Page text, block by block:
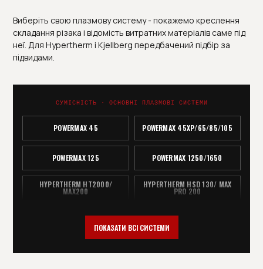
Виберіть свою плазмову систему - покажемо креслення
складання різака і відомість витратних матеріалів саме під
неї. Для Hypertherm і Kjellberg передбачений підбір за
підвидами.
СУМІСНІСТЬ · ОСНОВНІ ПЛАЗМОВІ СИСТЕМИ
POWERMAX 45 POWERMAX 45ХР/65/85/105
POWERMAX 125 POWERMAX 1250/1650
HYPERTHERM HT2000/
MAX200
HYPERTHERM HSD 130/ MAX
PRO 200
HYPERTHERM HPR HYPERTHERM XPR
M62/102
ПОКАЗАТИ ВСІ СИСТЕМИ